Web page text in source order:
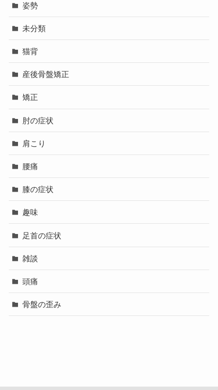
姿勢
未分類
猫背
産後骨盤矯正
矯正
肘の症状
肩こり
腰痛
膝の症状
趣味
足首の症状
雑談
頭痛
骨盤の歪み